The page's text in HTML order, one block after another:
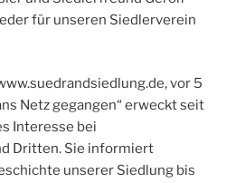
für unseren Siedlerverein
vor 5
Netz gegangen“ erweckt seit
Interesse bei
Dritten. Sie informiert
unserer Siedlung bis